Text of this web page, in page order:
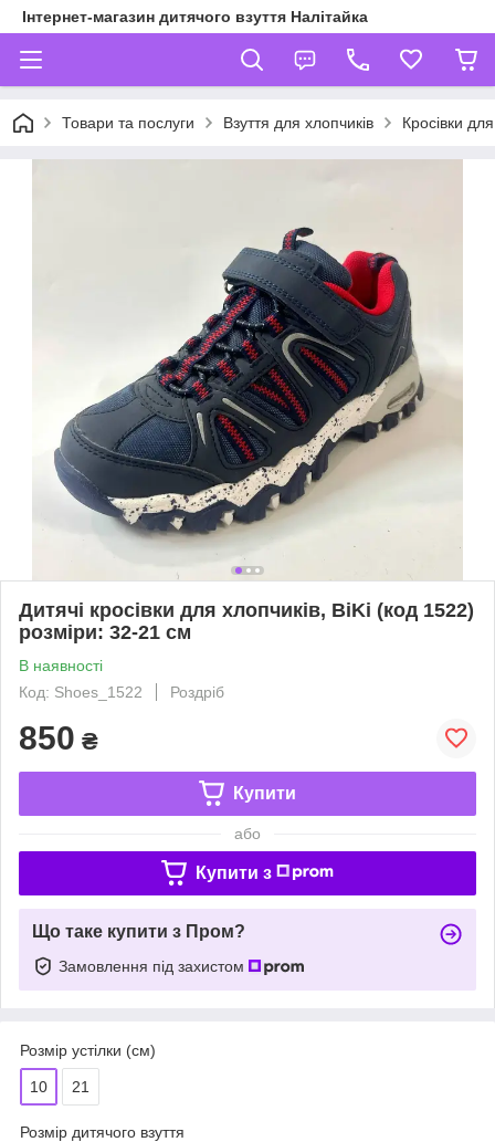
Інтернет-магазин дитячого взуття Налітайка
Товари та послуги Взуття для хлопчиків Кросівки
Дитячі кросівки для хлопчиків, BiKi (код 1522)
розміри: 32-21 см
В наявності
Код: Shoes_1522
Роздріб
850 ₴
Купити
або
Купити з
Що таке купити з Пром?
Замовлення під захистом
Розмір устілки (см)
10 21
Розмір дитячого взуття